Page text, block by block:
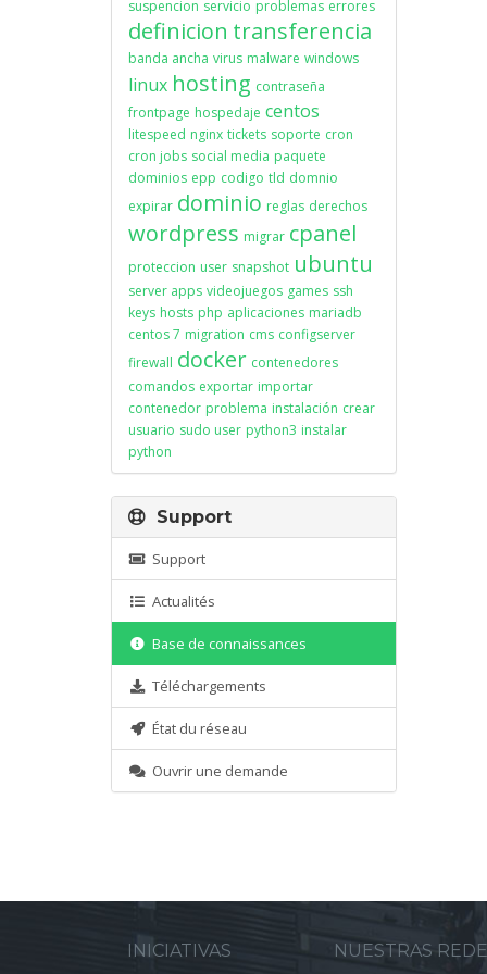
suspencion servicio problemas errores
definicion transferencia
banda ancha virus malware windows
linux hosting contraseña
frontpage hospedaje centos
litespeed nginx tickets soporte cron
cron jobs social media paquete
dominios epp codigo tld domnio
expirar dominio reglas derechos
wordpress migrar cpanel
proteccion user snapshot ubuntu
server apps videojuegos games ssh
keys hosts php aplicaciones mariadb
centos 7 migration cms configserver
firewall docker contenedores
comandos exportar importar
contenedor problema instalación crear
usuario sudo user python3 instalar
python
Support
Support
Actualités
Base de connaissances
Téléchargements
État du réseau
Ouvrir une demande
INICIATIVAS NUESTRAS